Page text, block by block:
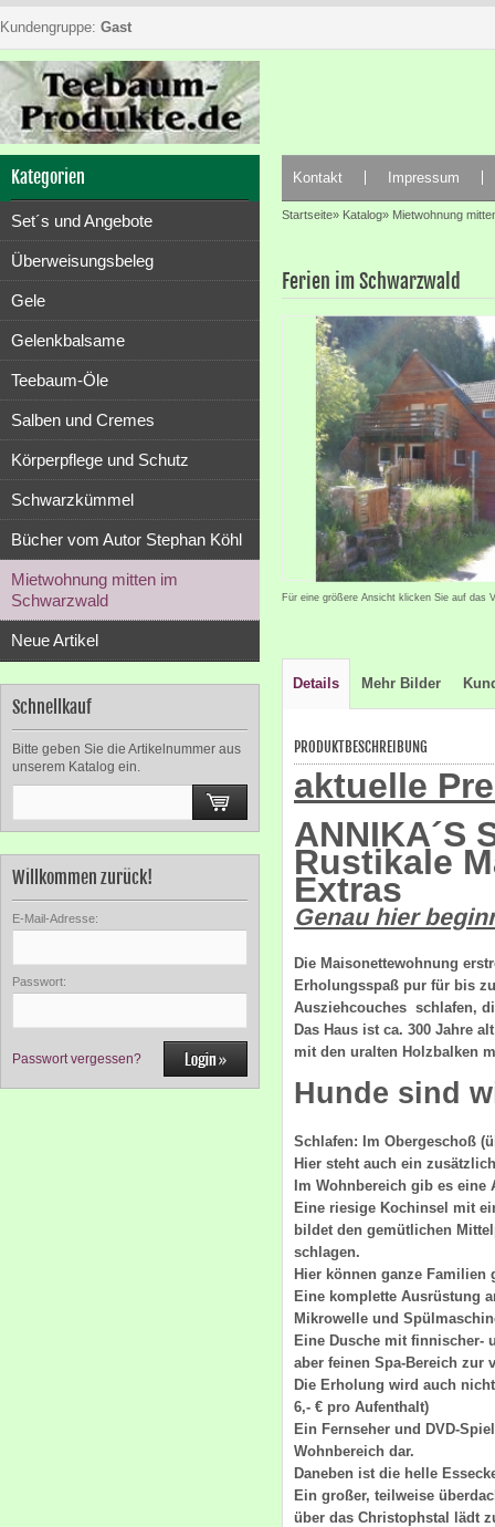
Kundengruppe: Gast
Kategorien
Set´s und Angebote
Überweisungsbeleg
Gele
Gelenkbalsame
Teebaum-Öle
Salben und Cremes
Körperpflege und Schutz
Schwarzkümmel
Bücher vom Autor Stephan Köhl
Mietwohnung mitten im
Schwarzwald
Neue Artikel
Schnellkauf
Bitte geben Sie die Artikelnummer aus
unserem Katalog ein.
Willkommen zurück!
E-Mail-Adresse:
Passwort:
Passwort vergessen?
Kontakt Impressum
Startseite» Katalog» Mietwohnung
Ferien im Schwarzwald
Für eine größere Ansicht klicken Sie auf das
Details Mehr Bilder
PRODUKTBESCHREIBUNG
aktuelle
ANNIKA´S
Rustikale
Extras
Genau hier
Die Maisonettewohnung
Erholungsspaß pur für bis
Ausziehcouches schlafen,
Das Haus ist ca. 300 Jahre
mit den uralten Holzbalken
Hunde sind
Schlafen: Im Obergeschoß
Hier steht auch ein
Im Wohnbereich gib es eine
Eine riesige Kochinsel mit
bildet den gemütlichen
schlagen.
Hier können ganze
Eine komplette Ausrüstung
Mikrowelle und
Eine Dusche mit finnischer-
aber feinen Spa-Bereich zur
Die Erholung wird auch
6,- € pro Aufenthalt)
Ein Fernseher und DVD-
Wohnbereich dar.
Daneben ist die helle
Ein großer, teilweise
über das Christophstal lädt